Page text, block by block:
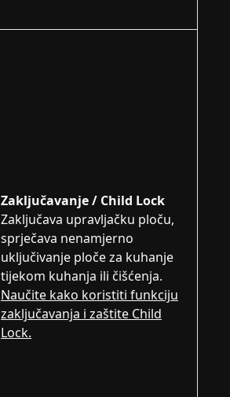
Zaključavanje / Child Lock
Zaključava upravljačku ploču,
sprječava nenamjerno
uključivanje ploče za kuhanje
tijekom kuhanja ili čišćenja.
Naučite kako koristiti funkciju
zaključavanja i zaštite Child
Lock.